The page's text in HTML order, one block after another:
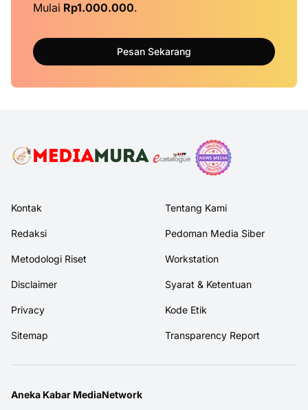
Mulai Rp1.000.000.
Pesan Sekarang
Kontak Tentang Kami
Redaksi Pedoman Media Siber
Metodologi Riset Workstation
Disclaimer Syarat & Ketentuan
Privacy Kode Etik
Sitemap Transparency Report
Aneka Kabar MediaNetwork